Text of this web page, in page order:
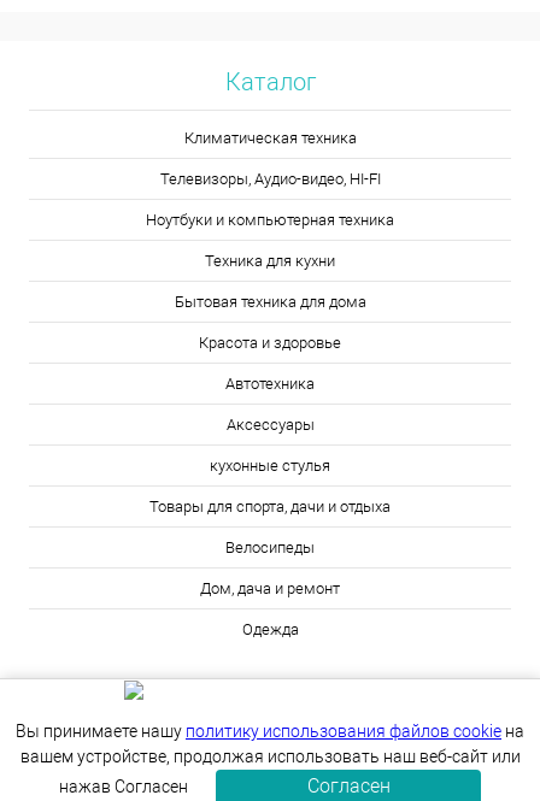
Каталог
Климатическая техника
Телевизоры, Аудио-видео, HI-FI
Ноутбуки и компьютерная техника
Техника для кухни
Бытовая техника для дома
Красота и здоровье
Автотехника
Аксессуары
кухонные стулья
Товары для спорта, дачи и отдыха
Велосипеды
Дом, дача и ремонт
Одежда
ИЗБРАННОЕ КОРЗИНА
Вы принимаете нашу политику использования файлов cookie на
вашем устройстве, продолжая использовать наш веб-сайт или
нажав Согласен
Согласен